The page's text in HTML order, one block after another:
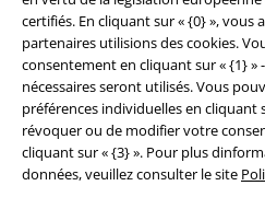
certifiés. En cliquant sur « {0} », vous
partenaires utilisions des cookies.
consentement en cliquant sur « {1} »
nécessaires seront utilisés. Vous
préférences individuelles en cliquant
révoquer ou de modifier votre
cliquant sur « {3} ». Pour plus
données, veuillez consulter le site
Clauses de confidentialité
Élimination des déchets et
Déclaration de Conformité